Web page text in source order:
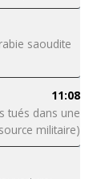
saoudite
11:08
tués dans une
militaire)